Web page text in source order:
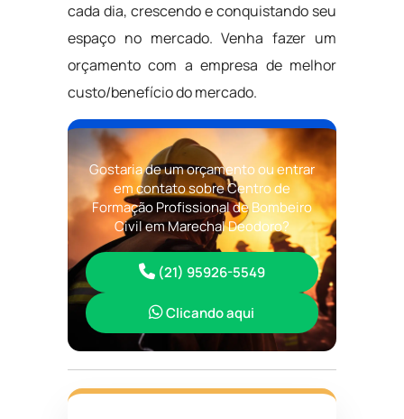
cada dia, crescendo e conquistando seu
espaço no mercado. Venha fazer um
orçamento com a empresa de melhor
custo/benefício do mercado.
Gostaria de um orçamento ou entrar
em contato sobre Centro de
Formação Profissional de Bombeiro
Civil em Marechal Deodoro?
(21) 95926-5549
Clicando aqui